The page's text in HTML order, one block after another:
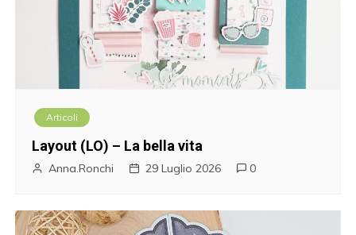
Articoli
Layout (LO) – La bella vita
Anna.Ronchi 29 Luglio 2026 0